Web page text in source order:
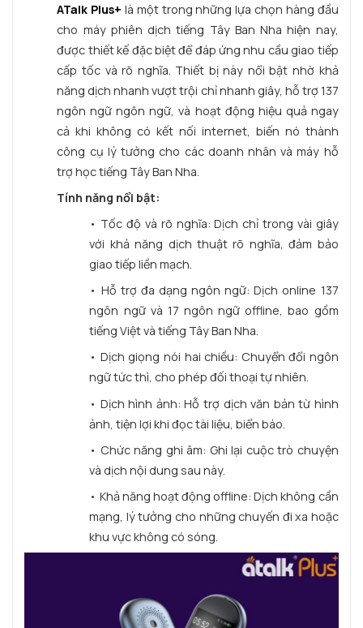
ATalk Plus+ là một trong những lựa chọn hàng đầu
cho máy phiên dịch tiếng Tây Ban Nha hiện nay,
được thiết kế đặc biệt để đáp ứng nhu cầu giao tiếp
cấp tốc và rõ nghĩa. Thiết bị này nổi bật nhờ khả
năng dịch nhanh vượt trội chỉ nhanh giây, hỗ trợ 137
ngôn ngữ ngôn ngữ, và hoạt động hiệu quả ngay
cả khi không có kết nối internet, biến nó thành
công cụ lý tưởng cho các doanh nhân và máy hỗ
trợ học tiếng Tây Ban Nha.
Tính năng nổi bật:
• Tốc độ và rõ nghĩa: Dịch chỉ trong vài giây
với khả năng dịch thuật rõ nghĩa, đảm bảo
giao tiếp liền mạch.
• Hỗ trợ đa dạng ngôn ngữ: Dịch online 137
ngôn ngữ và 17 ngôn ngữ offline, bao gồm
tiếng Việt và tiếng Tây Ban Nha.
• Dịch giọng nói hai chiều: Chuyển đổi ngôn
ngữ tức thì, cho phép đối thoại tự nhiên.
• Dịch hình ảnh: Hỗ trợ dịch văn bản từ hình
ảnh, tiện lợi khi đọc tài liệu, biển báo.
• Chức năng ghi âm: Ghi lại cuộc trò chuyện
và dịch nội dung sau này.
• Khả năng hoạt động offline: Dịch không cần
mạng, lý tưởng cho những chuyến đi xa hoặc
khu vực không có sóng.